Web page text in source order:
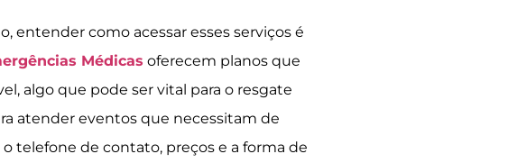
entender como acessar esses serviços é
Médicas oferecem planos que
algo que pode ser vital para o resgate
atender eventos que necessitam de
telefone de contato, preços e a forma de